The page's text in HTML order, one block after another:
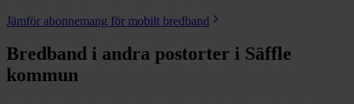
Jämför abonnemang för mobilt bredband
Bredband i andra postorter i Säffle
kommun